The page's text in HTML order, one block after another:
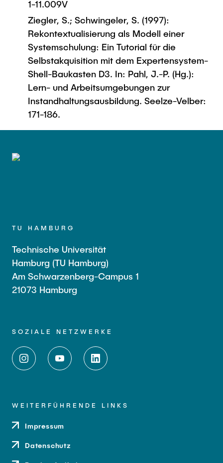
1-11.009V
Ziegler, S.; Schwingeler, S. (1997):
Rekontextualisierung als Modell einer
Systemschulung: Ein Tutorial für die
Selbstakquisition mit dem Expertensystem-
Shell-Baukasten D3. In: Pahl, J.-P. (Hg.):
Lern- und Arbeitsumgebungen zur
Instandhaltungsausbildung. Seelze-Velber:
171-186.
TU HAMBURG
Technische Universität
Hamburg (TU Hamburg)
Am Schwarzenberg-Campus 1
21073 Hamburg
SOZIALE NETZWERKE
WEITERFÜHRENDE LINKS
Impressum
Datenschutz